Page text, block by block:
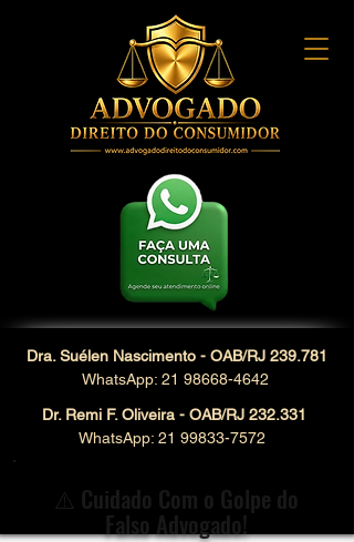
Dra. Suélen Nascimento - OAB/RJ 239.781
WhatsApp: 21 98668-4642
Dr. Remi F. Oliveira - OAB/RJ 232.331
WhatsApp: 21 99833-7572
⚠️ Cuidado Com o Golpe do
Falso Advogado!